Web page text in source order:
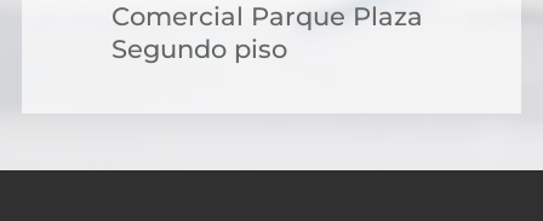
Comercial Parque Plaza
Segundo piso